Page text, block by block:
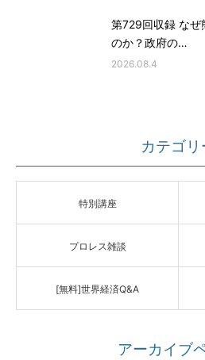
第729回収録 なぜ
のか？政府の…
2026.08.4
カテゴリ
特別講座
プロレス雑談
[無料]世界経済Q&A
アーカイブ